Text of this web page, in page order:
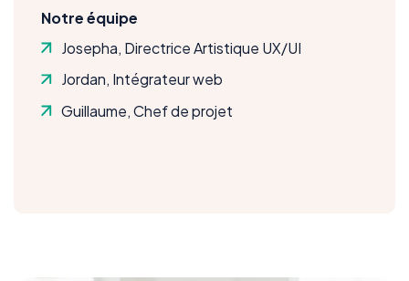
Notre équipe
Josepha, Directrice Artistique UX/UI
Jordan, Intégrateur web
Guillaume, Chef de projet